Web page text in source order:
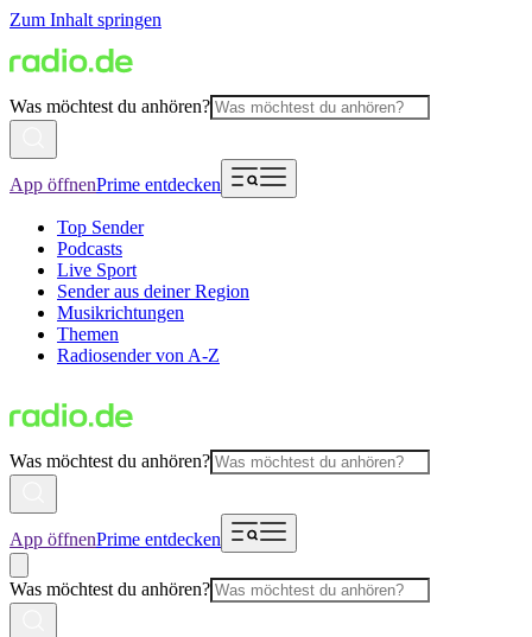
Zum Inhalt springen
Was möchtest du anhören?
App öffnenPrime entdecken
Top Sender
Podcasts
Live Sport
Sender aus deiner Region
Musikrichtungen
Themen
Radiosender von A-Z
Was möchtest du anhören?
App öffnenPrime entdecken
Was möchtest du anhören?